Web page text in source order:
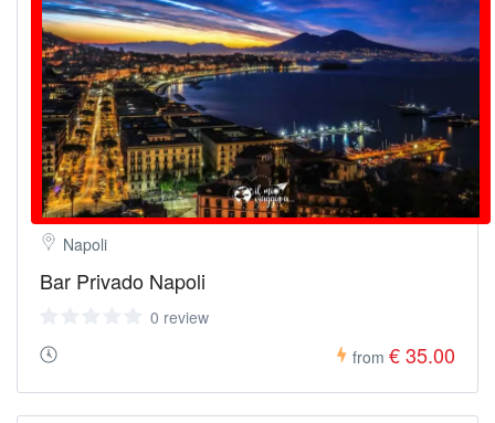
Napoli
Bar Privado Napoli
0 review
from € 35.00